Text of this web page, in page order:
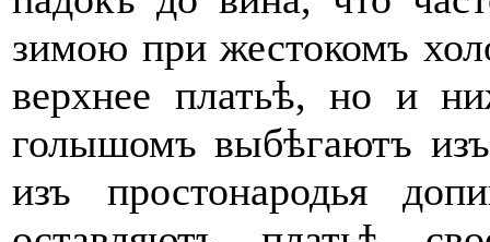
зимою при жестокомъ
верхнее ​платьѣ​, но и
голышомъ выбѣгаютъ
изъ простонародья